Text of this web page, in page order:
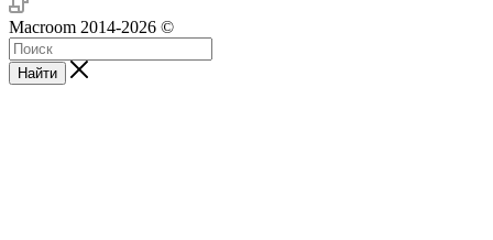
Macroom 2014-2026 ©
Найти